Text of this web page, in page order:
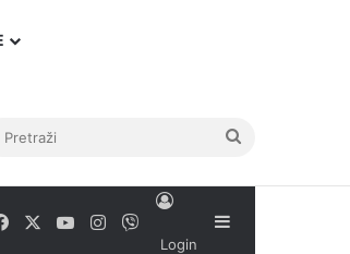
skin
FacebookYouTubeInstagram
Viber
Login
Sidebar